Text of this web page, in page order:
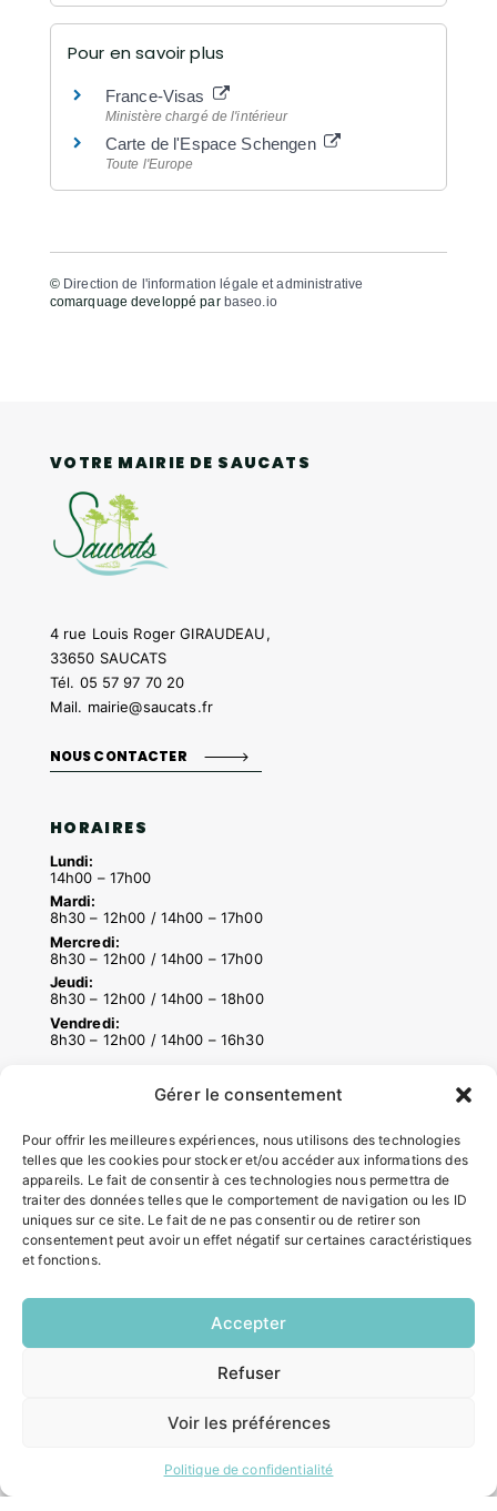
Gérer le consentement
Pour offrir les meilleures expériences, nous utilisons des technologies
telles que les cookies pour stocker et/ou accéder aux informations des
appareils. Le fait de consentir à ces technologies nous permettra de
traiter des données telles que le comportement de navigation ou les ID
uniques sur ce site. Le fait de ne pas consentir ou de retirer son
consentement peut avoir un effet négatif sur certaines caractéristiques
et fonctions.
Accepter
Refuser
Voir les préférences
Politique de confidentialité
Pour en savoir plus
France-Visas
Ministère chargé de l'intérieur
Carte de l'Espace Schengen
Toute l'Europe
© Direction de l'information légale et administrative
comarquage developpé par baseo.io
VOTRE MAIRIE DE SAUCATS
4 rue Louis Roger GIRAUDEAU,
33650 SAUCATS
Tél. 05 57 97 70 20
Mail. mairie@saucats.fr
NOUS CONTACTER
HORAIRES
Lundi:
14h00 – 17h00
Mardi:
8h30 – 12h00 / 14h00 – 17h00
Mercredi:
8h30 – 12h00 / 14h00 – 17h00
Jeudi:
8h30 – 12h00 / 14h00 – 18h00
Vendredi:
8h30 – 12h00 / 14h00 – 16h30
Contacter la mairie
Pôle santé
Le Saucatais
Formalités administratives
Restauration scolaire
Demander un composteur